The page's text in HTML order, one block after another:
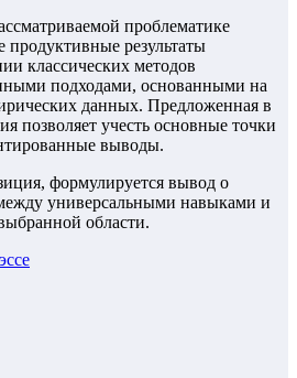
проблематике
продуктивные результаты
классических методов
подходами, основанными на
данных. Предложенная в
позволяет учесть основные точки
выводы.
формулируется вывод о
универсальными навыками и
области.
эссе